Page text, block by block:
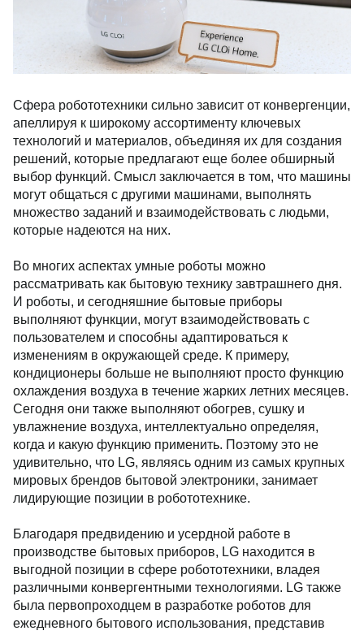
Сфера робототехники сильно зависит от конвергенции,
апеллируя к широкому ассортименту ключевых
технологий и материалов, объединяя их для создания
решений, которые предлагают еще более обширный
выбор функций. Смысл заключается в том, что машины
могут общаться с другими машинами, выполнять
множество заданий и взаимодействовать с людьми,
которые надеются на них.
Во многих аспектах умные роботы можно
рассматривать как бытовую технику завтрашнего дня.
И роботы, и сегодняшние бытовые приборы
выполняют функции, могут взаимодействовать с
пользователем и способны адаптироваться к
изменениям в окружающей среде. К примеру,
кондиционеры больше не выполняют просто функцию
охлаждения воздуха в течение жарких летних месяцев.
Сегодня они также выполняют обогрев, сушку и
увлажнение воздуха, интеллектуально определяя,
когда и какую функцию применить. Поэтому это не
удивительно, что LG, являясь одним из самых крупных
мировых брендов бытовой электроники, занимает
лидирующие позиции в робототехнике.
Благодаря предвидению и усердной работе в
производстве бытовых приборов, LG находится в
выгодной позиции в сфере робототехники, владея
различными конвергентными технологиями. LG также
была первопроходцем в разработке роботов для
ежедневного бытового использования, представив